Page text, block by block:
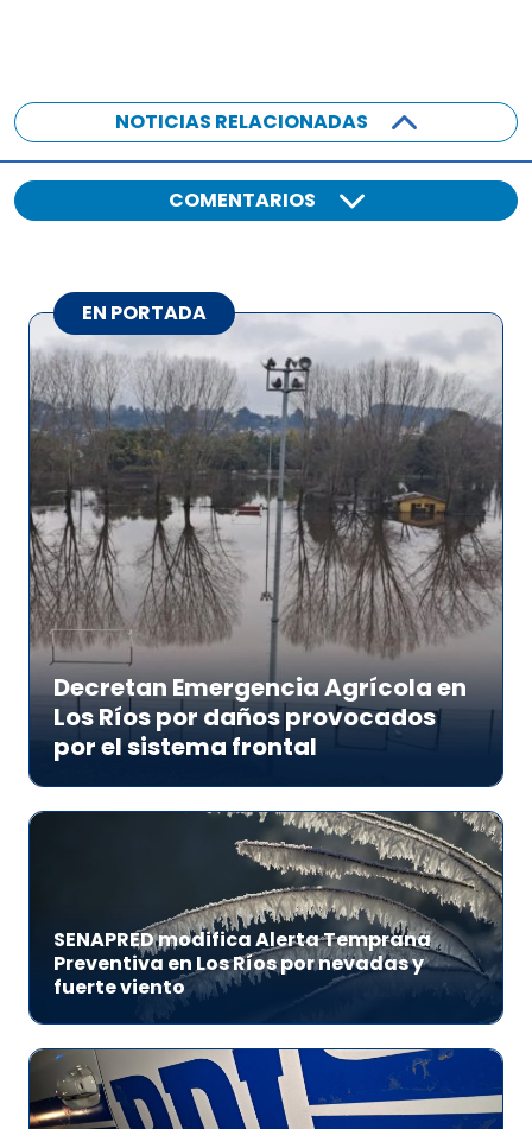
NOTICIAS RELACIONADAS
COMENTARIOS
EN PORTADA
Decretan Emergencia Agrícola en
Los Ríos por daños provocados
por el sistema frontal
SENAPRED modifica Alerta Temprana
Preventiva en Los Ríos por nevadas y
fuerte viento